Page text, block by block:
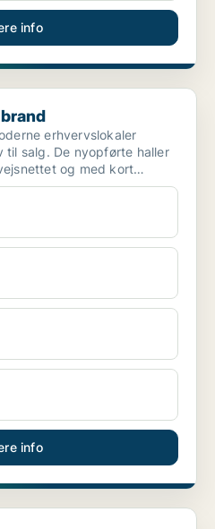
info
erhvervslokaler
salg. De nyopførte haller
og med kort
info